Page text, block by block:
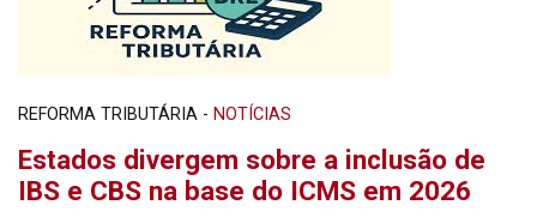
REFORMA TRIBUTÁRIA - NOTÍCIAS
Estados divergem sobre a inclusão de
IBS e CBS na base do ICMS em 2026